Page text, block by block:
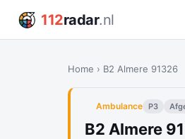
112radar.nl
Home › B2 Almere 91326
Ambulance P3
B2 Almere